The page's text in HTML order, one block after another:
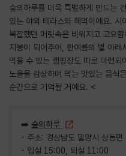
숲의하루를 더욱 특별하게 만드는
있는 야외 테라스와 해먹이에요. 시
복잡했던 머릿속은 비워지고 고요
지붕이 되어주어, 한여름의 볕 아래
먹을 수 있는 캠핑장도 따로 마련되
노을을 감상하며 먹는 맛있는 음식
순간으로 기억될 거예요. <
➡️ 숲의하루
- 주소: 경상남도 밀양시 상동
- 입실 15:00, 퇴실 11:00